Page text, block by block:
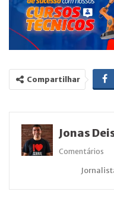
Compartilhar
Jonas
Comentários